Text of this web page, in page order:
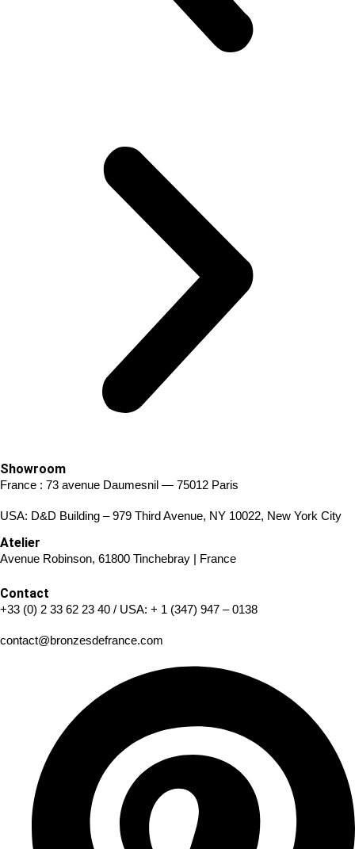
Showroom
France : 73 avenue Daumesnil — 75012 Paris
USA: D&D Building – 979 Third Avenue, NY 10022, New York City
Atelier
Avenue Robinson, 61800 Tinchebray | France
Contact
+33 (0) 2 33 62 23 40 / USA: + 1 (347) 947 – 0138
contact@bronzesdefrance.com